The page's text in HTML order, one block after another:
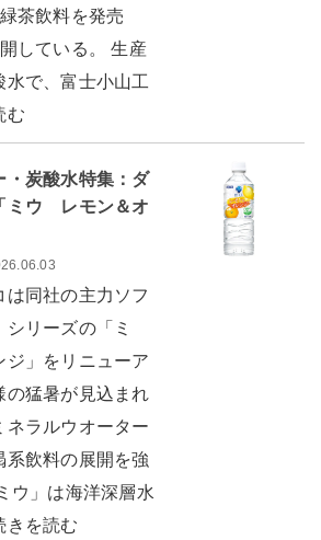
茶飲料を発売
している。 生産
で、富士小山工
む
・炭酸水特集：ダ
ミウ レモン＆オ
同社の主力ソフ
シリーズの「ミ
」をリニューア
の猛暑が見込まれ
ネラルウオーター
系飲料の展開を強
」は海洋深層水
を読む